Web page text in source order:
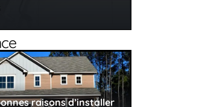
raisons d’installer